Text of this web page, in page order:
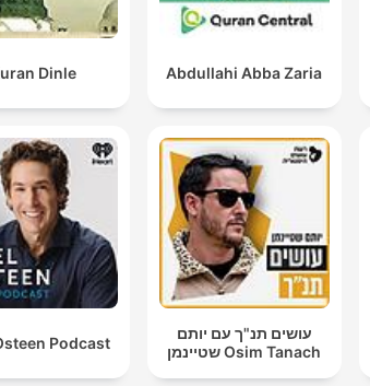
Dinle Abdullahi Abba Zaria
Podcast
עושים תנ"ך עם יותם
שטיינמן Osim Tanach